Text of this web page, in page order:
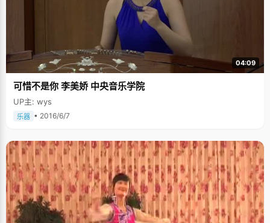
04:09
可惜不是你 李美娇 中央音乐学院
UP主: wys
乐器 • 2016/6/7